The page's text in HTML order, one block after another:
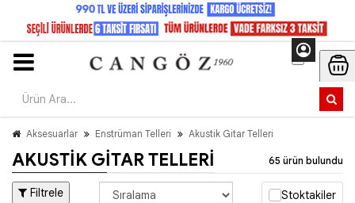
Aksesuarlar Enstrüman Telleri Akustik Gitar Telleri
AKUSTIK GITAR TELLERI 65 ürün bulundu
Filtrele Stoktakiler